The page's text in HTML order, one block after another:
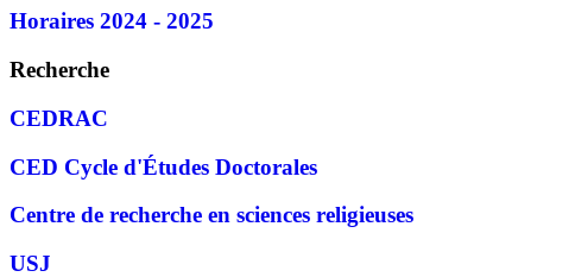
Horaires 2024 - 2025
Recherche
CEDRAC
CED Cycle d'Études Doctorales
Centre de recherche en sciences religieuses
USJ